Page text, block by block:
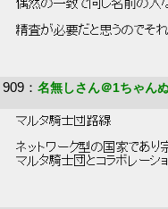
偶然の一致で同じ名前の人
精査が必要だと思うのでそ
909 ： 名無しさん＠1ちゃん
マルタ騎士団路線
ネットワーク型の国家であり
マルタ騎士団とコラボレーシ